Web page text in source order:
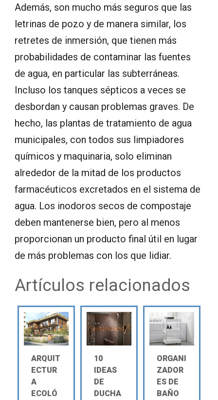
Además, son mucho más seguros que las
letrinas de pozo y de manera similar, los
retretes de inmersión, que tienen más
probabilidades de contaminar las fuentes
de agua, en particular las subterráneas.
Incluso los tanques sépticos a veces se
desbordan y causan problemas graves. De
hecho, las plantas de tratamiento de agua
municipales, con todos sus limpiadores
químicos y maquinaria, solo eliminan
alrededor de la mitad de los productos
farmacéuticos excretados en el sistema de
agua. Los inodoros secos de compostaje
deben mantenerse bien, pero al menos
proporcionan un producto final útil en lugar
de más problemas con los que lidiar.
Artículos relacionados
ARQUIT
ECTUR
A
ECOLÓ
10
IDEAS
DE
DUCHA
ORGANI
ZADOR
ES DE
BAÑO